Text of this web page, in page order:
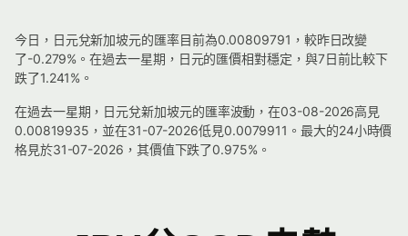
今日，日元兌新加坡元的匯率目前為0.00809791，較昨日改變
了-0.279%。在過去一星期，日元的匯價相對穩定，與7日前比較下
跌了1.241%。
在過去一星期，日元兌新加坡元的匯率波動，在03-08-2026高見
0.00819935，並在31-07-2026低見0.0079911。最大的24小時價
格見於31-07-2026，其價值下跌了0.975%。